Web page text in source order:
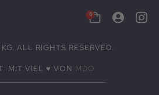
ALL RIGHTS RESERVED.
MIT VIEL ♥ VON MDO